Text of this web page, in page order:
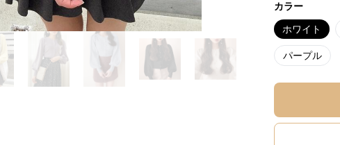
カラー
ホワイト
パープル